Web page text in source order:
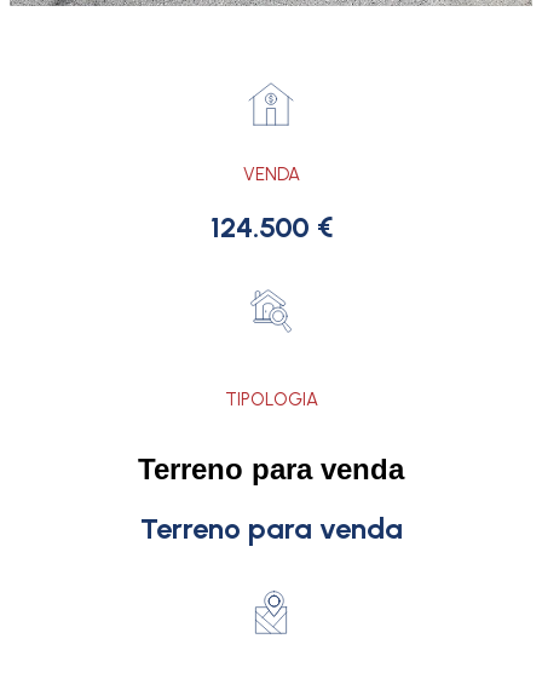
VENDA
124.500 €
TIPOLOGIA
Terreno para venda
Terreno para venda